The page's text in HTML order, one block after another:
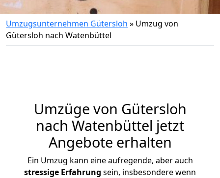
Umzugsunternehmen Gütersloh » Umzug von
Gütersloh nach Watenbüttel
Umzüge von Gütersloh
nach Watenbüttel jetzt
Angebote erhalten
Ein Umzug kann eine aufregende, aber auch
stressige Erfahrung sein, insbesondere wenn